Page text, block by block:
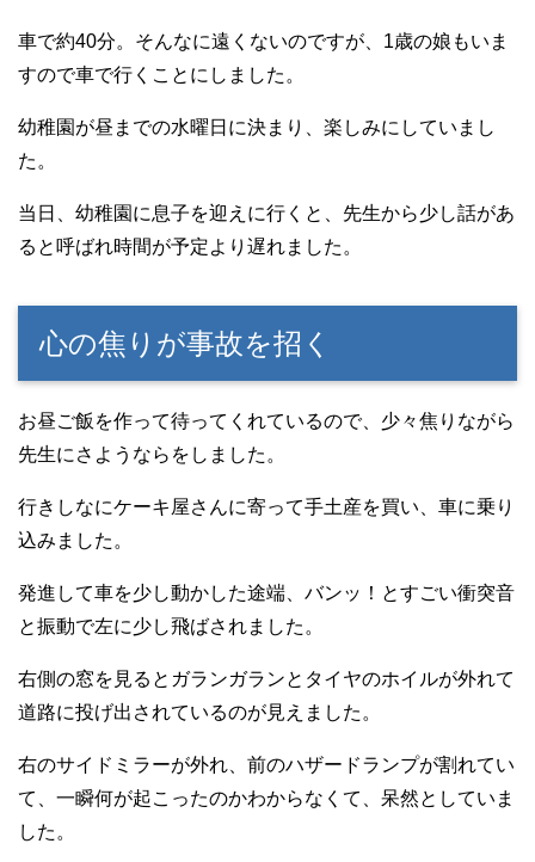
車で約40分。そんなに遠くないのですが、1歳の娘もいま
すので車で行くことにしました。
幼稚園が昼までの水曜日に決まり、楽しみにしていまし
た。
当日、幼稚園に息子を迎えに行くと、先生から少し話があ
ると呼ばれ時間が予定より遅れました。
心の焦りが事故を招く
お昼ご飯を作って待ってくれているので、少々焦りながら
先生にさようならをしました。
行きしなにケーキ屋さんに寄って手土産を買い、車に乗り
込みました。
発進して車を少し動かした途端、バンッ！とすごい衝突音
と振動で左に少し飛ばされました。
右側の窓を見るとガランガランとタイヤのホイルが外れて
道路に投げ出されているのが見えました。
右のサイドミラーが外れ、前のハザードランプが割れてい
て、一瞬何が起こったのかわからなくて、呆然としていま
した。